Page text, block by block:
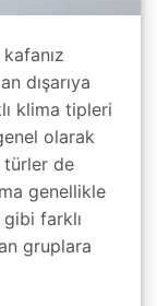
dışarıya
klima tipleri
olarak
türler de
genellikle
farklı
gruplara